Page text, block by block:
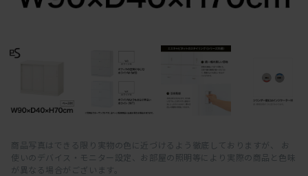
商品写真はできる限り実物の色に近づけるよう徹底しておりますが、 お
使いのデバイス・モニター設定、お部屋の照明等により実際の商品と色味
が異なる場合がございます。